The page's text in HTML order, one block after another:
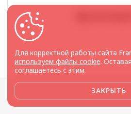
Для корректной работы сайта
используем файлы cookie.
соглашаетесь с этим.
ЗАКРЫТЬ